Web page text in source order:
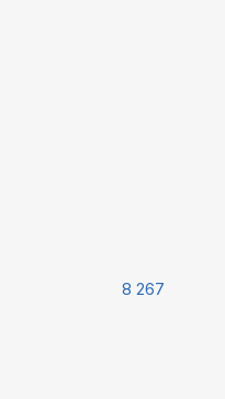
8 267